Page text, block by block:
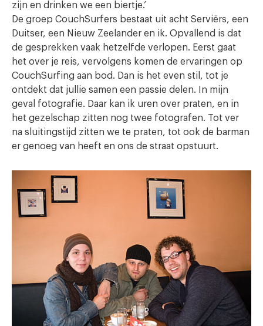
zijn en drinken we een biertje.’
De groep CouchSurfers bestaat uit acht Serviërs, een
Duitser, een Nieuw Zeelander en ik. Opvallend is dat
de gesprekken vaak hetzelfde verlopen. Eerst gaat
het over je reis, vervolgens komen de ervaringen op
CouchSurfing aan bod. Dan is het even stil, tot je
ontdekt dat jullie samen een passie delen. In mijn
geval fotografie. Daar kan ik uren over praten, en in
het gezelschap zitten nog twee fotografen. Tot ver
na sluitingstijd zitten we te praten, tot ook de barman
er genoeg van heeft en ons de straat opstuurt.